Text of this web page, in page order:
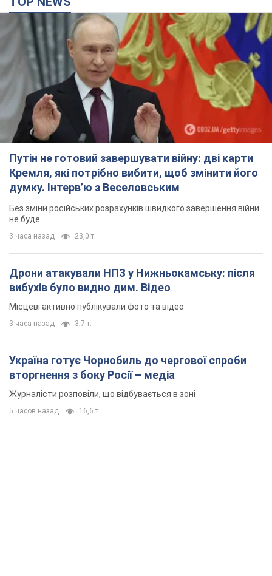
Путін не готовий завершувати війну: дві карти
Кремля, які потрібно вибити, щоб змінити його
думку. Інтерв’ю з Веселовським
Без зміни російських розрахунків швидкого завершення війни
не буде
3 часа назад 23,0 т.
Дрони атакували НПЗ у Нижньокамську: після
вибухів було видно дим. Відео
Місцеві активно публікували фото та відео
3 часа назад 3,7 т.
Україна готує Чорнобиль до чергової спроби
вторгнення з боку Росії – медіа
Журналісти розповіли, що відбувається в зоні
5 часов назад 16,6 т.